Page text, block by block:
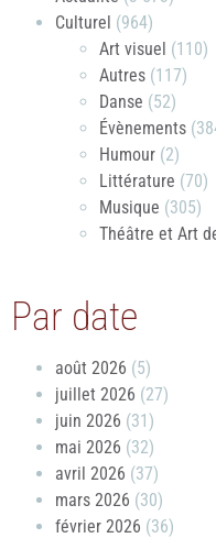
Culturel (964)
Art visuel (110)
Autres (117)
Danse (52)
Évènements
Humour (2)
Littérature (70)
Musique (305)
Théâtre et Art
Par date
août 2026 (5)
juillet 2026 (27)
juin 2026 (31)
mai 2026 (32)
avril 2026 (37)
mars 2026 (30)
février 2026 (36)